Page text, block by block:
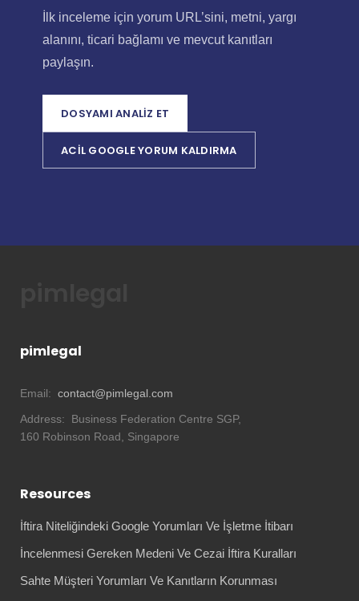
İlk inceleme için yorum URL’sini, metni, yargı
alanını, ticari bağlamı ve mevcut kanıtları
paylaşın.
DOSYAMI ANALIZ ET
ACİL GOOGLE YORUM KALDIRMA
pimlegal
Email: contact@pimlegal.com
Address:
Business Federation Centre SGP,
160 Robinson Road, Singapore
Resources
İftira Niteliğindeki Google Yorumları Ve İşletme İtibarı
İncelenmesi Gereken Medeni Ve Cezai İftira Kuralları
Sahte Müşteri Yorumları Ve Kanıtların Korunması